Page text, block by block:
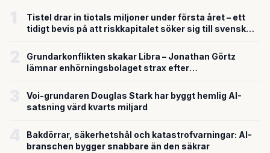
Tistel drar in tiotals miljoner under första året – ett
tidigt bevis på att riskkapitalet söker sig till svensk
Grundarkonflikten skakar Libra – Jonathan Görtz
lämnar enhörningsbolaget strax efter
Voi-grundaren Douglas Stark har byggt hemlig AI-
satsning värd kvarts miljard
Bakdörrar, säkerhetshål och katastrofvarningar: AI-
branschen bygger snabbare än den säkrar